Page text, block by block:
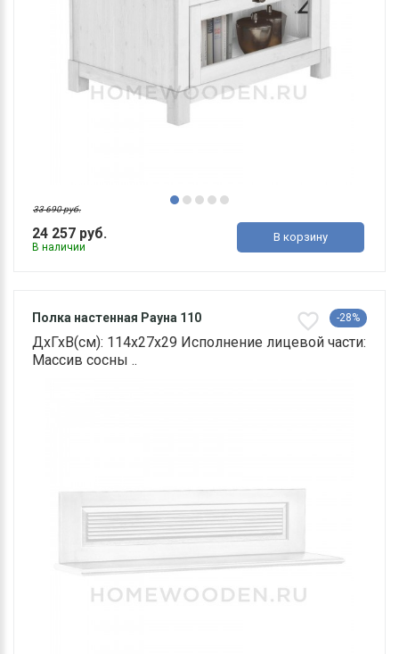
24 257 руб.
33 690 руб.
В наличии
В корзину
Полка настенная Рауна 110 -28%
ДхГхВ(см): 114х27х29 Исполнение лицевой части:
Массив сосны ..